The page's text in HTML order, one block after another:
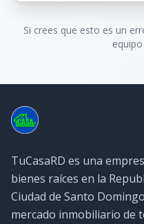
Si crees que esto es un
TuCasaRD es una
bienes raíces en la
Ciudad de Santo
mercado inmobiliario de